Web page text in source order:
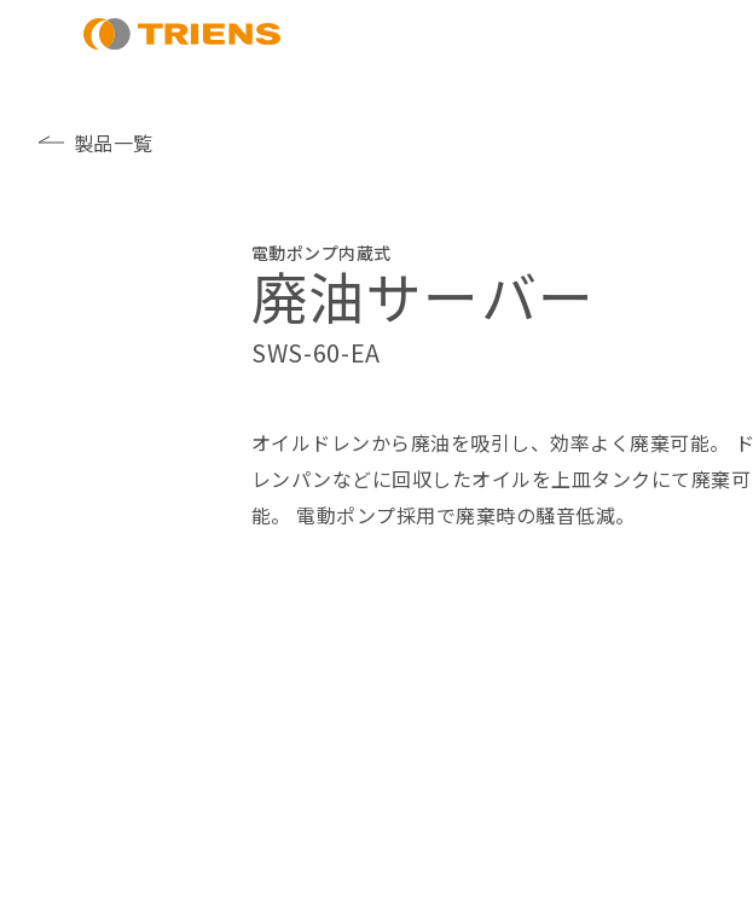
製品一覧
電動ポンプ内蔵式
廃油サーバー
SWS-60-EA
オイルドレンから廃油を吸引し、効率よく廃棄可能。 ド
レンパンなどに回収したオイルを上皿タンクにて廃棄可
能。 電動ポンプ採用で廃棄時の騒音低減。